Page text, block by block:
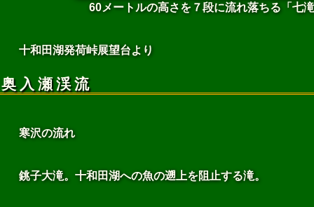
60メートルの高さを７段に流れ落ちる「七
十和田湖発荷峠展望台より
奥入瀬渓流
寒沢の流れ
銚子大滝。十和田湖への魚の遡上を阻止する滝。